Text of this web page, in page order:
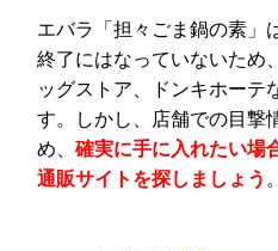
エバラ「担々ごま鍋の素」
終了にはなっていないため
ッグストア、ドンキホーテ
す。しかし、店舗での目撃
め、確実に手に入れたい場
通販サイトを探しましょう 。